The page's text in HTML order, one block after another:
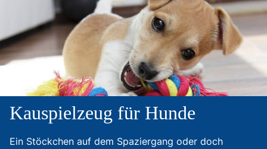
Kauspielzeug für Hunde
Ein Stöckchen auf dem Spaziergang oder doch